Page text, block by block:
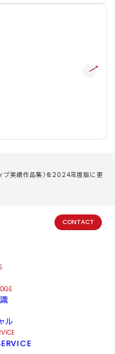
ブ実績作品集）を2024年度版に更
ル
CONTACT